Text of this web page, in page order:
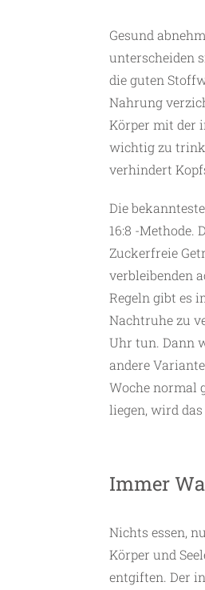
Gesund
unterscheiden
die guten
Nahrung
Körper mit der
wichtig zu
verhindert
Die
16:8 -Methode.
Zuckerfreie
verbleibenden
Regeln gibt es
Nachtruhe zu
Uhr tun. Dann
andere
Woche normal
liegen, wird
Immer
Nichts essen,
Körper und
entgiften. Der